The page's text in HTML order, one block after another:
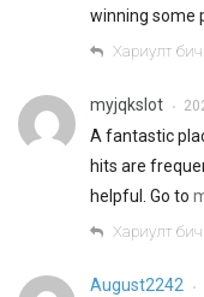
winning some
Хариулт
myjqkslot •
A fantastic
hits are
helpful. Go to
Хариулт
August2242 •